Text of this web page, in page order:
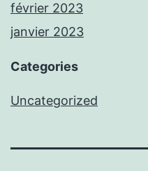
février 2023
janvier 2023
Categories
Uncategorized